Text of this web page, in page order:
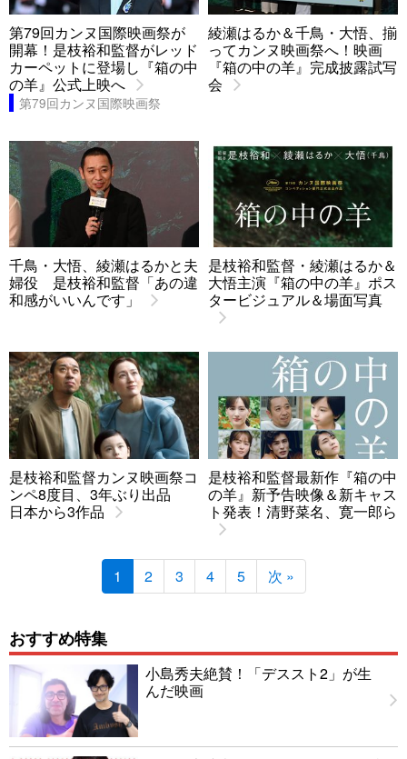
第79回カンヌ国際映画祭が
開幕！是枝裕和監督がレッド
カーペットに登場し『箱の中
の羊』公式上映へ
第79回カンヌ国際映画祭
綾瀬はるか＆千鳥・大悟、揃
ってカンヌ映画祭へ！映画
『箱の中の羊』完成披露試写
会
千鳥・大悟、綾瀬はるかと夫
婦役 是枝裕和監督「あの違
和感がいいんです」
是枝裕和監督・綾瀬はるか＆
大悟主演『箱の中の羊』ポス
タービジュアル＆場面写真
是枝裕和監督カンヌ映画祭コ
ンペ8度目、3年ぶり出品
日本から3作品
是枝裕和監督最新作『箱の中
の羊』新予告映像＆新キャス
ト発表！清野菜名、寛一郎ら
1 2 3 4 5 次 »
おすすめ特集
小島秀夫絶賛！「デススト2」が生
んだ映画